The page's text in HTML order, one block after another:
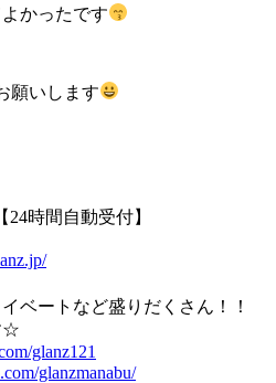
かったです
願いします
【24時間自動受付】
ベートなど盛りだくさん！！
☆
glanz121
glanzmanabu/